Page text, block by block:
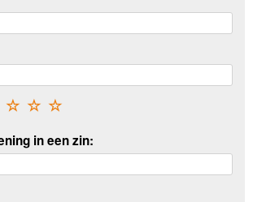
☆
☆
☆
in een zin: